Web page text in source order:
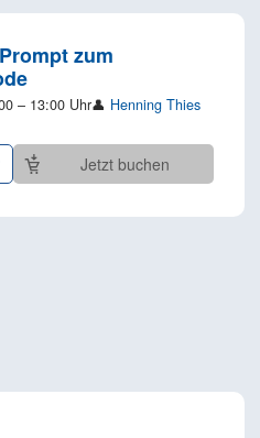
zum
– 13:00 Uhr👤 Henning Thies
Jetzt buchen